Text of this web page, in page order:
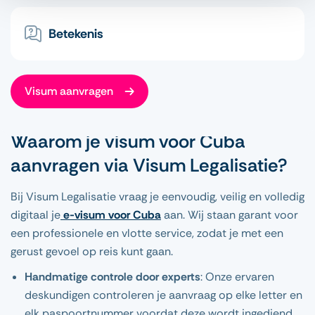
Betekenis
Visum aanvragen
Waarom je visum voor Cuba
aanvragen via Visum Legalisatie?
Bij Visum Legalisatie vraag je eenvoudig, veilig en volledig
digitaal jee-visum voor Cubaaan. Wij staan garant voor
een professionele en vlotte service, zodat je met een
gerust gevoel op reis kunt gaan.
Handmatige controle door experts: Onze ervaren
deskundigen controleren je aanvraag op elke letter en